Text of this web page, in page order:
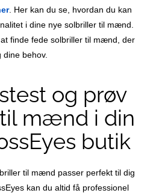
. Her kan du se, hvordan du kan
i dine nye solbriller til mænd.
finde fede solbriller til mænd, der
behov.
og prøv
mænd i din
butik
til mænd passer perfekt til dig
kan du altid få professionel